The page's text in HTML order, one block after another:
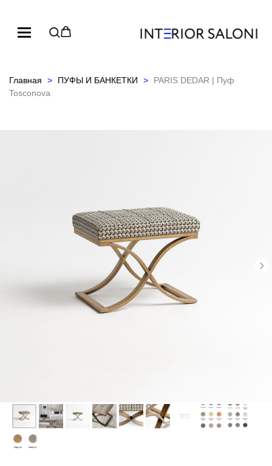
Главная ПУФЫ И БАНКЕТКИ
PARIS DEDAR | Пуф
Tosconova